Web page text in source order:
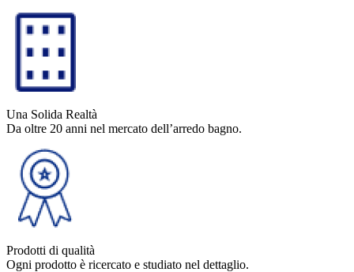
Una Solida Realtà
Da oltre 20 anni nel mercato dell’arredo bagno.
Prodotti di qualità
Ogni prodotto è ricercato e studiato nel dettaglio.